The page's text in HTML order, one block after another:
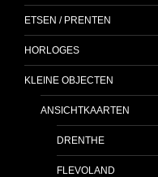
ETSEN / PRENTEN
HORLOGES
KLEINE OBJECTEN
ANSICHTKAARTEN
DRENTHE
FLEVOLAND